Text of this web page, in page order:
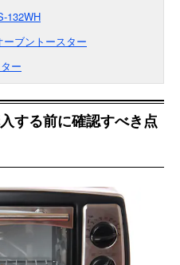
132WH
ブントースター
ー
する前に確認すべき点